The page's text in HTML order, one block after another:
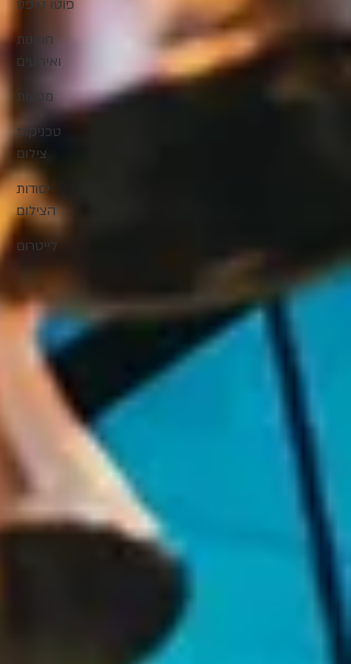
פוטו טיפס
חתונות
ואירועים
מסעות
טכניקות
צילום
יסודות
הצילום
לייטרום